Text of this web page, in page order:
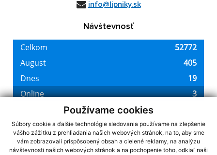
Používame cookies
Súbory cookie a ďalšie technológie sledovania používame na zlepšenie
vášho zážitku z prehliadania našich webových stránok, na to, aby sme
vám zobrazovali prispôsobený obsah a cielené reklamy, na analýzu
návštevnosti našich webových stránok a na pochopenie toho, odkiaľ naši
info@lipniky.sk
Návštevnosť
využite možnosť získavania aktuálnych informácií s využitím RSS
CMS systém (redakčný) systém ECHELON 2,Mapa stránok,web portál